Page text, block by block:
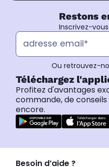
Restons
Inscrivez-
Ou retrouvez-
Téléchargez
Profitez d'avantages
commande, de
encore.
Besoin d’aide ?